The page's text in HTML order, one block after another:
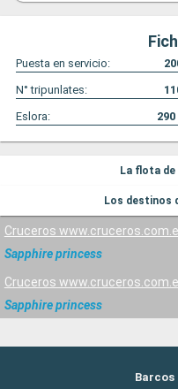
Puesta en servicio:
N° tripunlates:
Eslora:
290
La flota
Los destinos
Cruceros
Sapphire princess
Cruceros
Sapphire princess
Barcos